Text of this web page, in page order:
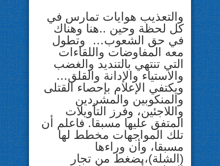
والتعذيب هوايات تمارس في
كل لحظة وحين ..هنا وهناك
في حق الشعوب… وتطول
معه المفاوضات واللقاءات
التي تنتهي بالتنديد والغضب
والاستياء والإدانة والقلق…
ويكتفي الإعلام بإحصاء القتلى
والمنكوبين والمشردين
واللاجئين، وفرز التأويلات
المتفق عليها مسبقا. فاعلم أن
تلك المواجهات مخطط لها
مسبقا، وأن وراءها
(الشلة)،بضغط من تجار